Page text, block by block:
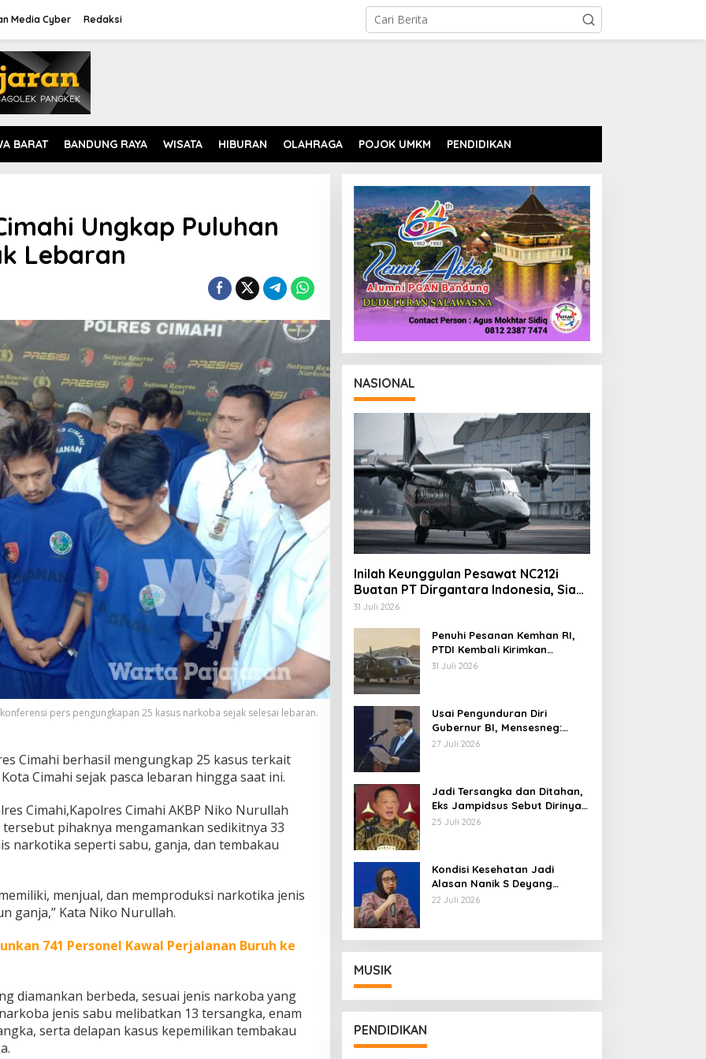
Media Cyber Redaksi
BARAT BANDUNG RAYA WISATA HIBURAN OLAHRAGA POJOK UMKM PENDIDIKAN
Ungkap Puluhan
Lebaran
pers pengungkapan 25 kasus narkoba sejak selesai lebaran.
Cimahi berhasil mengungkap 25 kasus terkait
Cimahi sejak pasca lebaran hingga saat ini.
Cimahi,Kapolres Cimahi AKBP Niko Nurullah
pihaknya mengamankan sedikitnya 33
narkotika seperti sabu, ganja, dan tembakau
menjual, dan memproduksi narkotika jenis
ganja,” Kata Niko Nurullah.
741 Personel Kawal Perjalanan Buruh ke
diamankan berbeda, sesuai jenis narkoba yang
jenis sabu melibatkan 13 tersangka, enam
serta delapan kasus kepemilikan tembakau
NASIONAL
Inilah Keunggulan Pesawat NC212i
Buatan PT Dirgantara Indonesia, Siap
Dukung Berbagai Operasi TNI
31 Juli 2026
Penuhi Pesanan Kemhan RI,
PTDI Kembali Kirimkan
Pesawat NC212i ke Pangkalan
31 Juli 2026
Usai Pengunduran Diri
Gubernur BI, Mensesneg:
Segera Terbit Keppres
27 Juli 2026
Jadi Tersangka dan Ditahan,
Eks Jampidsus Sebut Dirinya
Korban Kriminalisasi
25 Juli 2026
Kondisi Kesehatan Jadi
Alasan Nanik S Deyang
Mundur dari BGN, Prabowo
22 Juli 2026
MUSIK
PENDIDIKAN